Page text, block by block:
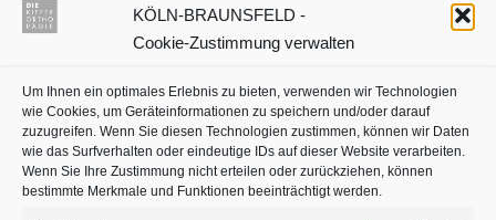
KÖLN-BRAUNSFELD -
Cookie-Zustimmung verwalten
Um Ihnen ein optimales Erlebnis zu bieten, verwenden wir Technologien
wie Cookies, um Geräteinformationen zu speichern und/oder darauf
zuzugreifen. Wenn Sie diesen Technologien zustimmen, können wir Daten
wie das Surfverhalten oder eindeutige IDs auf dieser Website verarbeiten.
Wenn Sie Ihre Zustimmung nicht erteilen oder zurückziehen, können
bestimmte Merkmale und Funktionen beeinträchtigt werden.
Dr. Julia Neuschulz
Kieferorthopäden oder
in Köln aufjameda